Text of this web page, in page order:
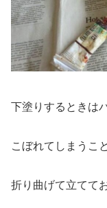
下塗りするときは
こぼれてしまうこ
折り曲げて立てて